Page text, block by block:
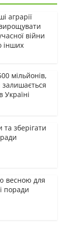
аграрії
вирощувати
війни
інших
мільйонів,
залишається
Україні
зберігати
весною для
поради